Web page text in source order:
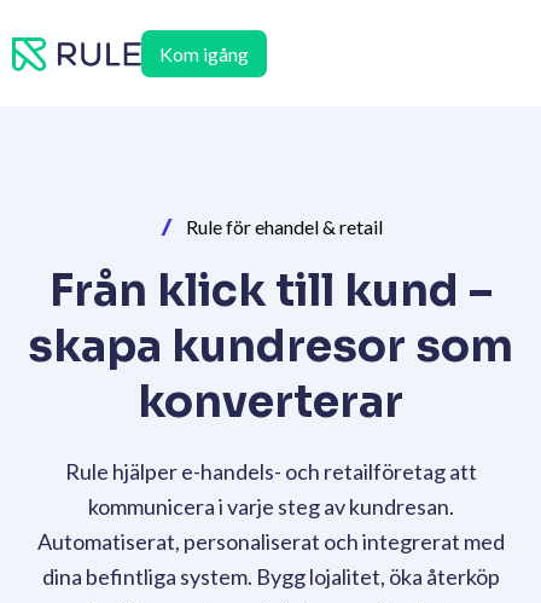
till
Kom igång
Rule för ehandel & retail
Från klick till kund –
skapa kundresor som
konverterar
Rule hjälper e-handels- och retailföretag att
kommunicera i varje steg av kundresan.
Automatiserat, personaliserat och integrerat med
dina befintliga system. Bygg lojalitet, öka återköp